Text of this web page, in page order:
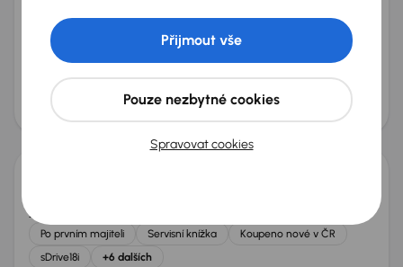
20258 133 km
Po prvním majiteli Servisní knížka
Koupeno nové v ČR
Měsíční splátka
na míru 920 000 Kč
Zlevněno o 20 000 Kč
2025
Po prvním majiteli Servisní knížka
Koupeno nové v ČR
sDrive18i
+6 dalších
Spravovat cookies
Pouze nezbytné cookies
Přijmout vše